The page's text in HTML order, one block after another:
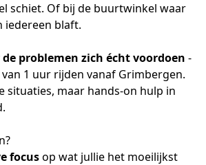
schiet. Of bij de buurtwinkel waar
iedereen blaft.
problemen zich écht voordoen -
1 uur rijden vanaf Grimbergen.
situaties, maar hands-on hulp in
focus op wat jullie het moeilijkst